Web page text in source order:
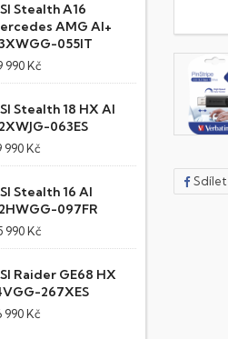
Stealth A16
AMG AI+
055IT
990 Kč
Stealth 18 HX AI
063ES
990 Kč
Stealth 16 AI
097FR
990 Kč
Raider GE68 HX
267XES
990 Kč
Sdílet